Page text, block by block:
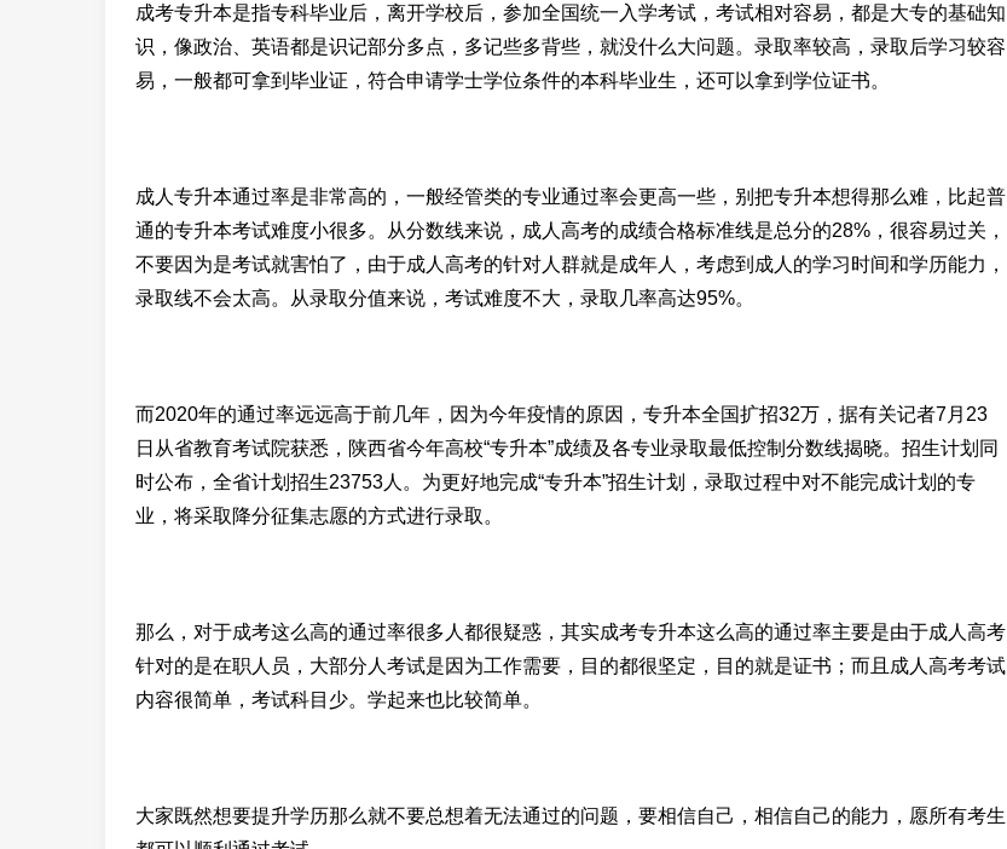
成考专升本是指专科毕业后，离开学校后，参加全国统一入学考试，考试相对容易，都是大专的基础知
识，像政治、英语都是识记部分多点，多记些多背些，就没什么大问题。录取率较高，录取后学习较容
易，一般都可拿到毕业证，符合申请学士学位条件的本科毕业生，还可以拿到学位证书。
成人专升本通过率是非常高的，一般经管类的专业通过率会更高一些，别把专升本想得那么难，比起普
通的专升本考试难度小很多。从分数线来说，成人高考的成绩合格标准线是总分的28%，很容易过关，
不要因为是考试就害怕了，由于成人高考的针对人群就是成年人，考虑到成人的学习时间和学历能力，
录取线不会太高。从录取分值来说，考试难度不大，录取几率高达95%。
而2020年的通过率远远高于前几年，因为今年疫情的原因，专升本全国扩招32万，据有关记者7月23
日从省教育考试院获悉，陕西省今年高校“专升本”成绩及各专业录取最低控制分数线揭晓。招生计划同
时公布，全省计划招生23753人。为更好地完成“专升本”招生计划，录取过程中对不能完成计划的专
业，将采取降分征集志愿的方式进行录取。
那么，对于成考这么高的通过率很多人都很疑惑，其实成考专升本这么高的通过率主要是由于成人高考
针对的是在职人员，大部分人考试是因为工作需要，目的都很坚定，目的就是证书；而且成人高考考试
内容很简单，考试科目少。学起来也比较简单。
大家既然想要提升学历那么就不要总想着无法通过的问题，要相信自己，相信自己的能力，愿所有考生